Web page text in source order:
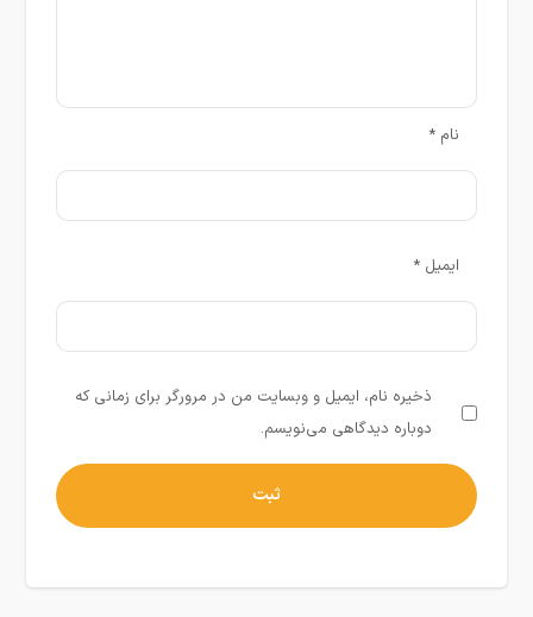
نام*
ایمیل*
ذخیره نام، ایمیل و وبسایت من در مرورگر برای زمانی که
دوباره دیدگاهی می‌نویسم.